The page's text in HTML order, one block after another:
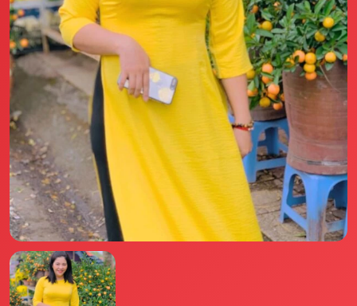
Agenzia matrimoniale Club di Più
Love Notebook
Il libro Donna di Cuori
Quanto costa Club di Più
Love Academy
Domande Frequenti
Impegno Sociale
Le nostre sedi
Facebook
YouTube
Instagram
TikTok